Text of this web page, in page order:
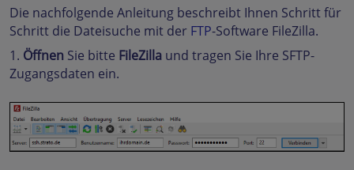
Die nachfolgende Anleitung beschreibt Ihnen Schritt für
Schritt die Dateisuche mit der FTP-Software FileZilla.
1. Öffnen Sie bitte FileZilla und tragen Sie Ihre SFTP-
Zugangsdaten ein.